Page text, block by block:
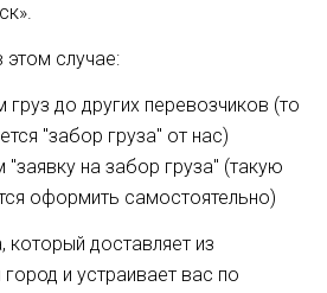
этом случае:
до других перевозчиков (то
"забор груза" от нас)
на забор груза" (такую
оформить самостоятельно)
который доставляет из
и устраивает вас по